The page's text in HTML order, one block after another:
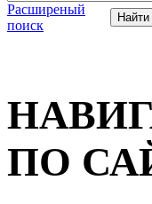
Расширеный
поиск
ПО